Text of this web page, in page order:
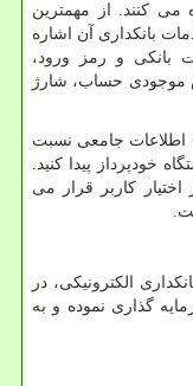
کنند. از مهمترین
بانکداری آن اشاره
بانکی و رمز ورود،
موجودی حساب، شارژ
اطلاعات جامعی نسبت
خودپرداز پیدا کنید.
کاربر قرار می
الکترونیکی، در
گذاری نموده و به